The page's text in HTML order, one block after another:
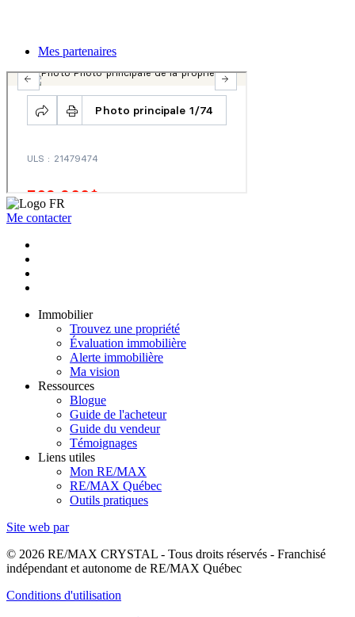
Mes partenaires
Me contacter
Immobilier
Trouvez une propriété
Évaluation immobilière
Alerte immobilière
Ma vision
Ressources
Blogue
Guide de l'acheteur
Guide du vendeur
Témoignages
Liens utiles
Mon RE/MAX
RE/MAX Québec
Outils pratiques
Site web par
© 2026 RE/MAX CRYSTAL - Tous droits réservés - Franchisé
indépendant et autonome de RE/MAX Québec
Conditions d'utilisation